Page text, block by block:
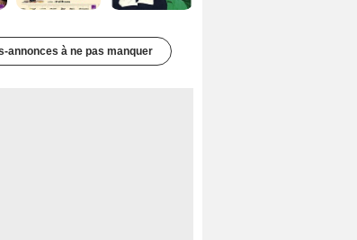
annonces à ne pas manquer